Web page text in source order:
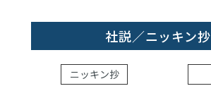
社説／ニッキン抄
ニッキン抄